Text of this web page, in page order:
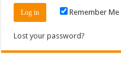
Remember Me
Lost your password?